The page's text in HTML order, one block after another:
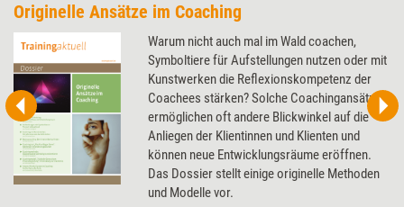
Originelle Ansätze im Coaching
Warum nicht auch mal im Wald coachen,
Symboltiere für Aufstellungen nutzen oder mit
Kunstwerken die Reflexionskompetenz der
Coachees stärken? Solche Coachingansätze
ermöglichen oft andere Blickwinkel auf die
Anliegen der Klientinnen und Klienten und
können neue Entwicklungsräume eröffnen.
Das Dossier stellt einige originelle Methoden
und Modelle vor.